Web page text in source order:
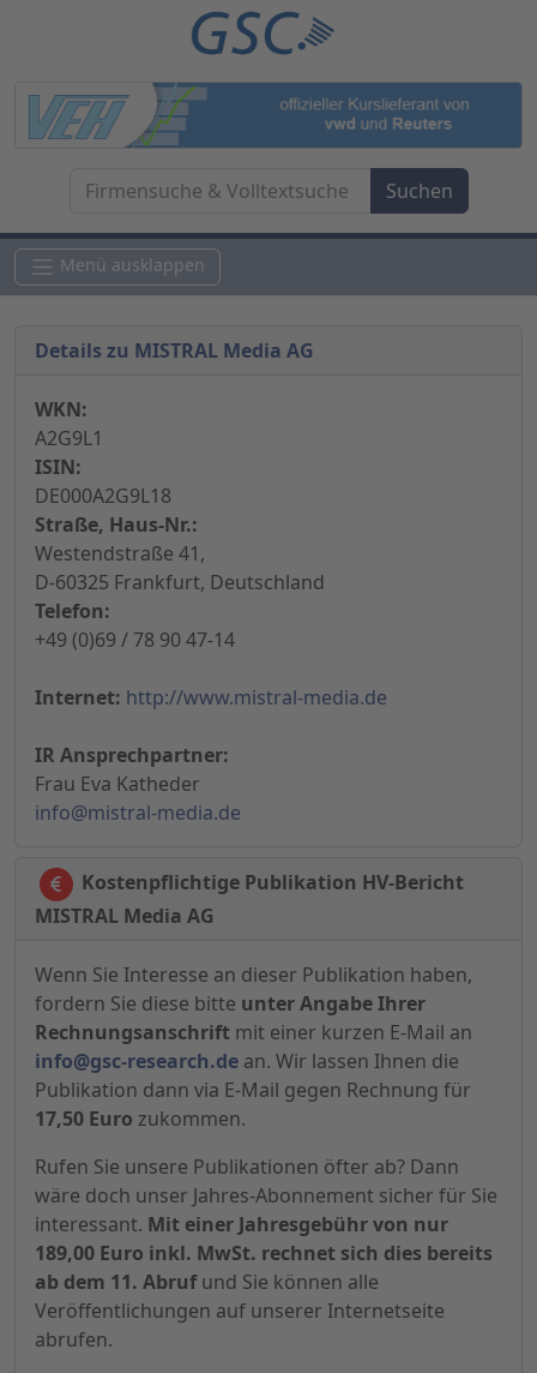
Menü ausklappen
Details zu MISTRAL Media AG
WKN:
A2G9L1
ISIN:
DE000A2G9L18
Straße, Haus-Nr.:
Westendstraße 41,
D-60325 Frankfurt, Deutschland
Telefon:
+49 (0)69 / 78 90 47-14
Internet: http://www.mistral-media.de
IR Ansprechpartner:
Frau Eva Katheder
info@mistral-media.de
Kostenpflichtige Publikation HV-Bericht
MISTRAL Media AG
Wenn Sie Interesse an dieser Publikation haben,
fordern Sie diese bitte unter Angabe Ihrer
Rechnungsanschrift mit einer kurzen E-Mail an
info@gsc-research.de an. Wir lassen Ihnen die
Publikation dann via E-Mail gegen Rechnung für
17,50 Euro zukommen.
Rufen Sie unsere Publikationen öfter ab? Dann
wäre doch unser Jahres-Abonnement sicher für Sie
interessant. Mit einer Jahresgebühr von nur
189,00 Euro inkl. MwSt. rechnet sich dies bereits
ab dem 11. Abrufund Sie können alle
Veröffentlichungen auf unserer Internetseite
abrufen.